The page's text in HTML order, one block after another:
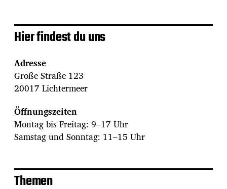
Hier findest du uns
Adresse
Große Straße 123
20017 Lichtermeer
Öffnungszeiten
Montag bis Freitag: 9–17 Uhr
Samstag und Sonntag: 11–15 Uhr
Themen